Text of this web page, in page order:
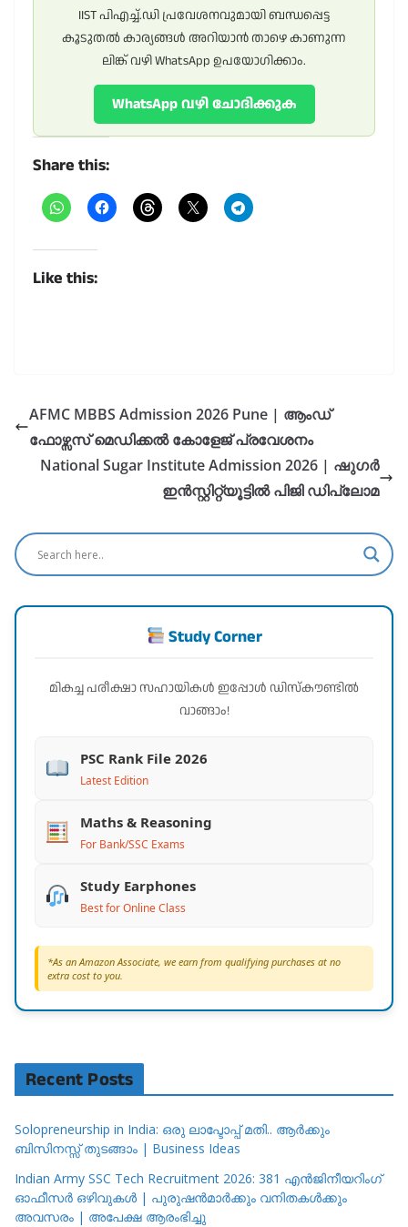
IIST പിഎച്ച്.ഡി പ്രവേശനവുമായി ബന്ധപ്പെട്ട
കൂടുതൽ കാര്യങ്ങൾ അറിയാൻ താഴെ കാണുന്ന
ലിങ്ക് വഴി WhatsApp ഉപയോഗിക്കാം.
WhatsApp വഴി ചോദിക്കുക
Share this:
Like this:
AFMC MBBS Admission 2026 Pune | ആംഡ്
ഫോഴ്സസ് മെഡിക്കൽ കോളേജ് പ്രവേശനം
National Sugar Institute Admission 2026 | ഷുഗർ
ഇൻസ്റ്റിറ്റ്യൂട്ടിൽ പിജി ഡിപ്ലോമ
Study Corner
മികച്ച പരീക്ഷാ സഹായികൾ ഇപ്പോൾ ഡിസ്കൗണ്ടിൽ
വാങ്ങാം!
PSC Rank File 2026
Latest Edition
Maths & Reasoning
For Bank/SSC Exams
Study Earphones
Best for Online Class
*As an Amazon Associate, we earn from qualifying purchases at no
extra cost to you.
Recent Posts
Solopreneurship in India: ഒരു ലാപ്ടോപ്പ് മതി.. ആർക്കും
ബിസിനസ്സ് തുടങ്ങാം | Business Ideas
Indian Army SSC Tech Recruitment 2026: 381 എൻജിനീയറിംഗ്
ഓഫീസർ ഒഴിവുകൾ | പുരുഷൻമാർക്കും വനിതകൾക്കും
അവസരം | അപേക്ഷ ആരംഭിച്ചു